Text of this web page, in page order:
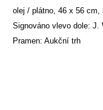
olej / plátno, 46 x 56 cm,
Signováno vlevo dole: J.
Pramen: Aukční trh